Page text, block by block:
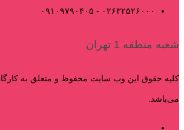
۰۲۶۳۲۵۲۶۰۰۰ - ۰۹۱۰۹۷۹۰۴۰۵
شعبه منطقه 1 تهران
کلیه حقوق این وب سایت محفوظ و متعلق به
می‌باشد.